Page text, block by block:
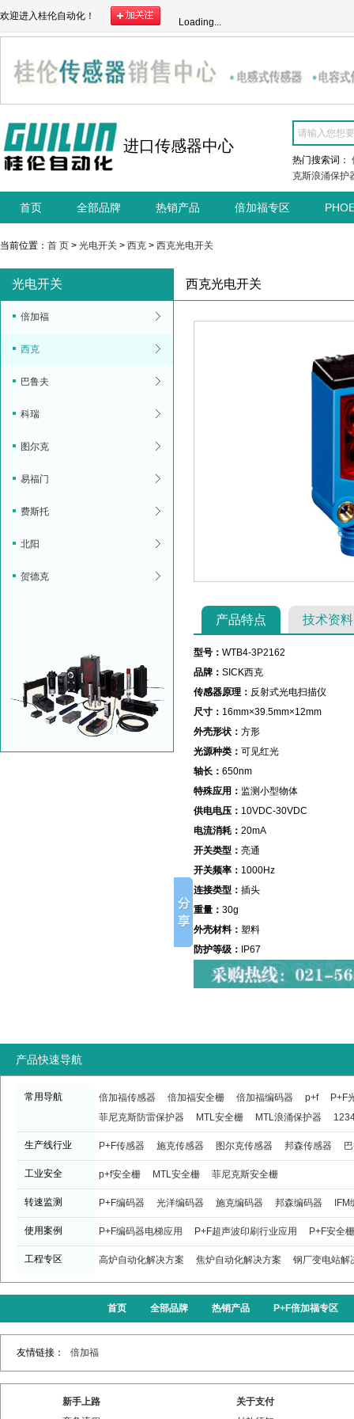
欢迎进入桂伦自动化！
Loading...
进口传感器中心
热门搜索词：
克斯浪涌保护
首页 全部品牌 热销产品 倍加福专区
当前位置： 首 页 > 光电开关 > 西克 > 西克光电开关
光电开关
倍加福
西克
巴鲁夫
科瑞
图尔克
易福门
费斯托
北阳
贺德克
西克光电开关
产品特点 技术资料
型号： WTB4-3P2162
品牌： SICK西克
传感器原理： 反射式光电扫描仪
尺寸： 16mm×39.5mm×12mm
外壳形状： 方形
光源种类： 可见红光
轴长： 650nm
特殊应用： 监测小型物体
供电电压： 10VDC-30VDC
电流消耗： 20mA
开关类型： 亮通
开关频率： 1000Hz
连接类型： 插头
重量： 30g
外壳材料： 塑料
防护等级：
IP67
产品快速导航
常用导航 倍加福传感器 倍加福安全栅 倍加福编码器 p+f
P+F
菲尼克斯防雷保护器
MTL安全栅 MTL浪涌保护器
生产线行业 P+F传感器 施克传感器 图尔克传感器 邦森传感器
工业安全 p+f安全栅 MTL安全栅 菲尼克斯安全栅
转速监测 P+F编码器 光洋编码器 施克编码器 邦森编码器 IFM
使用案例 P+F编码器电梯应用 P+F超声波印刷行业应用 P+F安全
工程专区 高炉自动化解决方案 焦炉自动化解决方案 钢厂变电站解
首页 全部品牌 热销产品 P+F倍加福专区
友情链接： 倍加福
新手上路
关于支付